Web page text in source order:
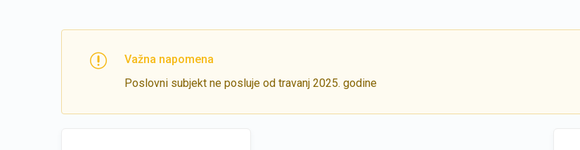
Važna napomena
Poslovni subjekt ne posluje od travanj 2025. godine